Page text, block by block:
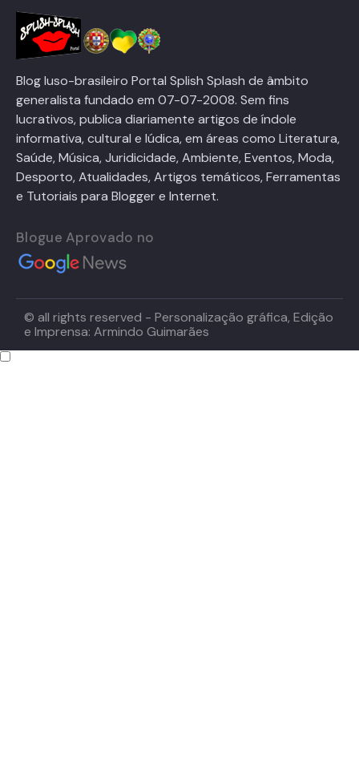
Blog luso-brasileiro Portal Splish Splash de âmbito
generalista fundado em 07-07-2008. Sem fins
lucrativos, publica diariamente artigos de índole
informativa, cultural e lúdica, em áreas como Literatura,
Saúde, Música, Juridicidade, Ambiente, Eventos, Moda,
Desporto, Atualidades, Artigos temáticos, Ferramentas
e Tutoriais para Blogger e Internet.
Blogue Aprovado no
© all rights reserved - Personalização gráfica, Edição
e Imprensa: Armindo Guimarães